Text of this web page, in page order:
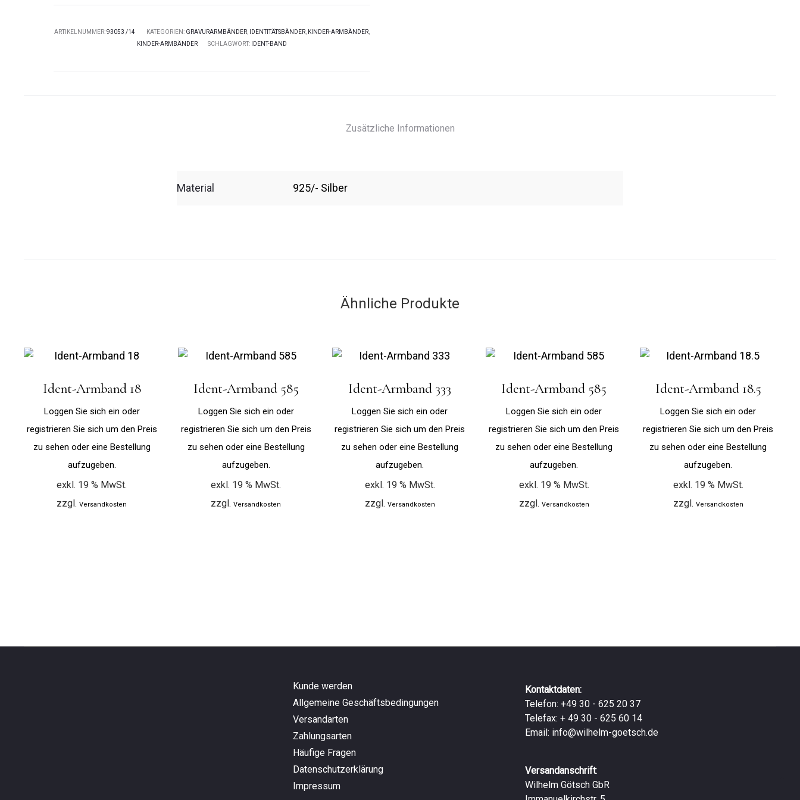
ARTIKELNUMMER:93053 /14 KATEGORIEN: GRAVURARMBÄNDER IDENTITÄTSBÄNDER KINDER-ARMBÄNDER
KINDER-ARMBÄNDER
SCHLAGWORT: IDENT-BAND
Zusätzliche Informationen
Material 925/- Silber
Ähnliche Produkte
Ident-Armband 18
Loggen Sie sich ein oder
registrieren Sie sich um den Preis
zu sehen oder eine Bestellung
aufzugeben.
exkl. 19 % MwSt.
zzgl.Versandkosten
Ident-Armband 585
Loggen Sie sich ein oder
registrieren Sie sich um den Preis
zu sehen oder eine Bestellung
aufzugeben.
exkl. 19 % MwSt.
zzgl.Versandkosten
Ident-Armband 333
Loggen Sie sich ein oder
registrieren Sie sich um den Preis
zu sehen oder eine Bestellung
aufzugeben.
exkl. 19 % MwSt.
zzgl. Versandkosten
Ident-Armband 585
Loggen Sie sich ein oder
registrieren Sie sich um den Preis
zu sehen oder eine Bestellung
aufzugeben.
exkl. 19 % MwSt.
zzgl. Versandkosten
Ident-Armband 18.5
Loggen Sie sich ein oder
registrieren Sie sich um den Preis
zu sehen oder eine Bestellung
aufzugeben.
exkl. 19 % MwSt.
zzgl. Versandkosten
Kunde werden
Allgemeine Geschäftsbedingungen
Versandarten
Zahlungsarten
Häufige Fragen
Datenschutzerklärung
Impressum
Kontaktdaten:
Telefon: +49 30 - 625 20 37
Telefax: + 49 30 - 625 60 14
Email: info@wilhelm-goetsch.de
Versandanschrift:
Wilhelm Götsch GbR